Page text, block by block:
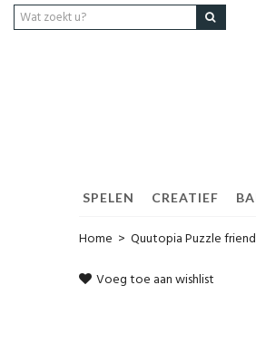
SPELEN CREATIEF
Home > Quutopia Puzzle
Voeg toe aan wishlist